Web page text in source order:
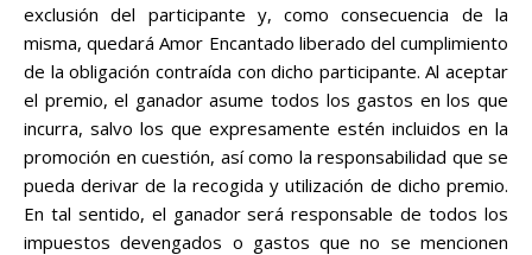
exclusión del participante y, como consecuencia de la
misma, quedará Amor Encantado liberado del cumplimiento
de la obligación contraída con dicho participante. Al aceptar
el premio, el ganador asume todos los gastos en los que
incurra, salvo los que expresamente estén incluidos en la
promoción en cuestión, así como la responsabilidad que se
pueda derivar de la recogida y utilización de dicho premio.
En tal sentido, el ganador será responsable de todos los
impuestos devengados o gastos que no se mencionen